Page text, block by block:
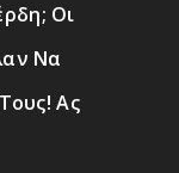
Οι
Να
Ας